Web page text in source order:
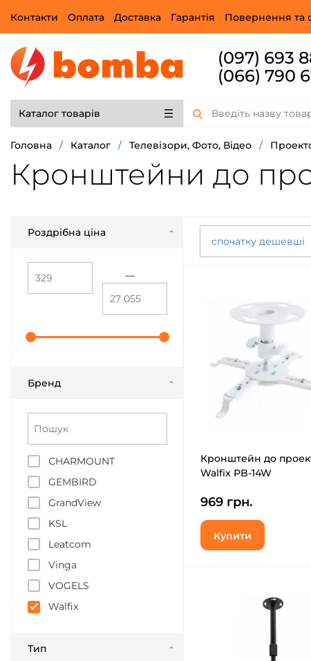
Контакти Оплата Доставка Гарантія Повернення та
(097) 693
(066) 790
Каталог товарів
Головна / Каталог / Телевізори, Фото, Відео /
Кронштейни до
спочатку дешевші
Роздрібна ціна
—
Бренд
CHARMOUNT
GEMBIRD
GrandView
KSL
Leatcom
Vinga
VOGELS
Walfix
Тип
Кронштейн до
Walfix PB-14W
969 грн.
Купити